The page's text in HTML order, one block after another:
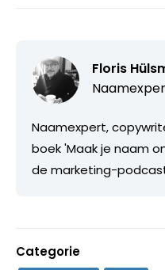
Floris
Naamexpert,
boek 'Maak je naam
de marketing-
Categorie